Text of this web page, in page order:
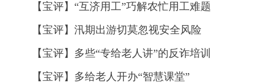
【宝评】“互济用工”巧解农忙用工难题
【宝评】汛期出游切莫忽视安全风险
【宝评】多些“专给老人讲”的反诈培训
【宝评】多给老人开办“智慧课堂”